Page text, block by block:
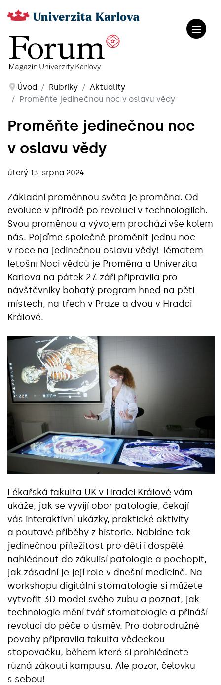
Úvod Rubriky
Aktuality
Proměňte jedinečnou noc v oslavu vědy
Proměňte jedinečnou noc
v oslavu vědy
úterý 13. srpna 2024
Základní proměnnou světa je proměna. Od
evoluce v přírodě po revoluci v technologiích.
Svou proměnou a vývojem prochází vše kolem
nás. Pojďme společně proměnit jednu noc
v roce na jedinečnou oslavu vědy! Tématem
letošní Noci vědců je Proměna a Univerzita
Karlova na pátek 27. září připravila pro
návštěvníky bohatý program hned na pěti
místech, na třech v Praze a dvou v Hradci
Králové.
Lékařská fakulta UK v Hradci Králové vám
ukáže, jak se vyvíjí obor patologie, čekají
vás interaktivní ukázky, praktické aktivity
a poutavé příběhy z historie. Nabídne tak
jedinečnou příležitost pro děti i dospělé
nahlédnout do zákulisí patologie a pochopit,
jak zásadní je její role v dnešní medicíně. Na
workshopu digitální stomatologie si můžete
vytvořit 3D model svého zubu a poznat, jak
technologie mění tvář stomatologie a přináší
revoluci do péče o úsměv. Pro dobrodružné
povahy připravila fakulta vědeckou
stopovačku, během které si prohlédnete
různá zákoutí kampusu. Ale pozor, čelovku
s sebou!